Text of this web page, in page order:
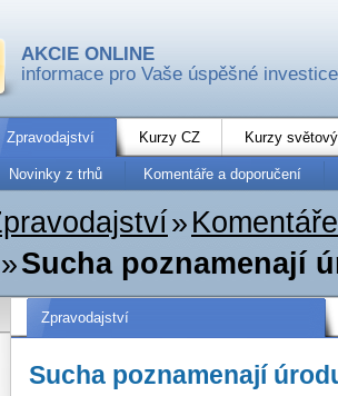
AKCIE ONLINE
informace pro Vaše úspěšné investice
Zpravodajství Kurzy CZ Kurzy
Novinky z trhů Komentáře a doporučení
»
»Sucha poznamenají
Zpravodajství
Sucha poznamenají